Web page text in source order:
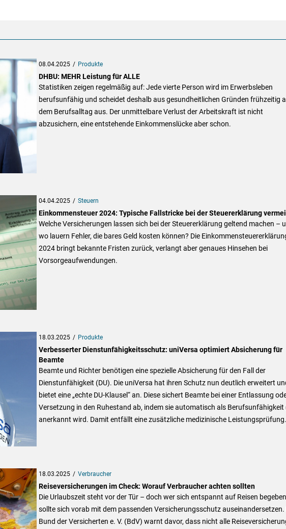
08.04.2025 Produkte
DHBU: MEHR Leistung für ALLE
Statistiken zeigen regelmäßig auf: Jede vierte Person wird im Erwerbsleben
berufsunfähig und scheidet deshalb aus gesundheitlichen Gründen frühzeitig
dem Berufsalltag aus. Der unmittelbare Verlust der Arbeitskraft ist nicht
abzusichern, eine entstehende Einkommenslücke aber schon.
04.04.2025 Steuern
Einkommensteuer 2024: Typische Fallstricke bei der Steuererklärung
Welche Versicherungen lassen sich bei der Steuererklärung geltend machen –
wo lauern Fehler, die bares Geld kosten können? Die
2024 bringt bekannte Fristen zurück, verlangt aber genaues Hinsehen bei
Vorsorgeaufwendungen.
18.03.2025 Produkte
Verbesserter Dienstunfähigkeitsschutz: uniVersa optimiert Absicherung für
Beamte
Beamte und Richter benötigen eine spezielle Absicherung für den Fall der
Dienstunfähigkeit (DU). Die uniVersa hat ihren Schutz nun deutlich erweitert
bietet eine „echte DU-Klausel“ an. Diese sichert Beamte bei einer Entlassung
Versetzung in den Ruhestand ab, indem sie automatisch als Berufsunfähigkeit
anerkannt wird. Damit entfällt eine zusätzliche medizinische Leistungsprüfung.
18.03.2025 Verbraucher
Reiseversicherungen im Check: Worauf Verbraucher achten sollten
Die Urlaubszeit steht vor der Tür – doch wer sich entspannt auf Reisen
sollte sich vorab mit dem passenden Versicherungsschutz auseinandersetzen.
Bund der Versicherten e. V. (BdV) warnt davor, dass nicht alle